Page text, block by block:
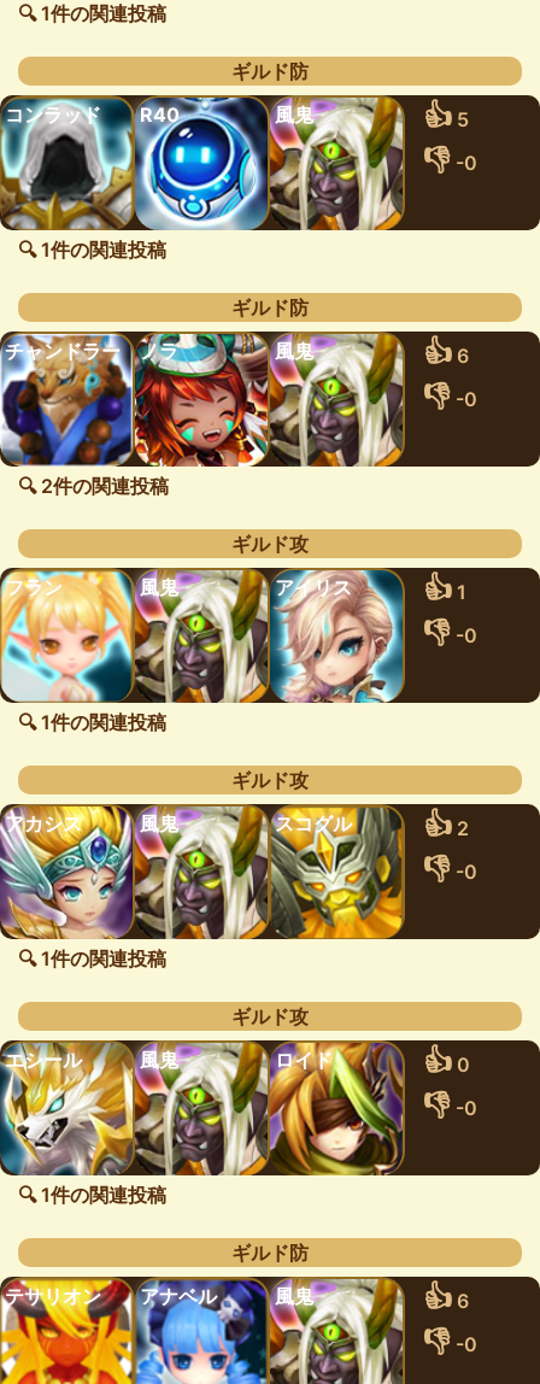
🔍 1件の関連投稿
ギルド防
コンラッド
R40 風鬼 👍 5
👎 -0
🔍 1件の関連投稿
ギルド防
チャンドラー
ノラ 風鬼 👍 6
👎 -0
🔍 2件の関連投稿
ギルド攻
フラン
風鬼 アイリス 👍 1
👎 -0
🔍 1件の関連投稿
ギルド攻
アカシス
風鬼 スコグル 👍 2
👎 -0
🔍 1件の関連投稿
ギルド攻
エシール
風鬼 ロイド 👍 0
👎 -0
🔍 1件の関連投稿
ギルド防
テサリオン
アナベル 風鬼 👍 6
👎 -0